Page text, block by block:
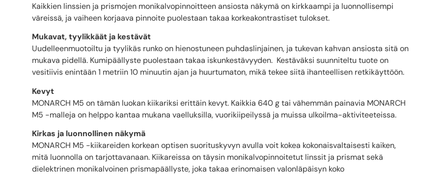
Kaikkien linssien ja prismojen monikalvopinnoitteen ansiosta näkymä on kirkkaampi ja luonnollisempi
väreissä, ja vaiheen korjaava pinnoite puolestaan takaa korkeakontrastiset tulokset.
Mukavat, tyylikkäät ja kestävät
Uudelleenmuotoiltu ja tyylikäs runko on hienostuneen puhdaslinjainen, ja tukevan kahvan ansiosta sitä on
mukava pidellä. Kumipäällyste puolestaan takaa iskunkestävyyden. Kestäväksi suunniteltu tuote on
vesitiivis enintään 1 metriin 10 minuutin ajan ja huurtumaton, mikä tekee siitä ihanteellisen retkikäyttöön.
Kevyt
MONARCH M5 on tämän luokan kiikariksi erittäin kevyt. Kaikkia 640 g tai vähemmän painavia MONARCH
M5 -malleja on helppo kantaa mukana vaelluksilla, vuorikiipeilyssä ja muissa ulkoilma-aktiviteeteissa.
Kirkas ja luonnollinen näkymä
MONARCH M5 -kiikareiden korkean optisen suorituskyvyn avulla voit kokea kokonaisvaltaisesti kaiken,
mitä luonnolla on tarjottavanaan. Kiikareissa on täysin monikalvopinnoitetut linssit ja prismat sekä
dielektrinen monikalvoinen prismapäällyste, joka takaa erinomaisen valonläpäisyn koko